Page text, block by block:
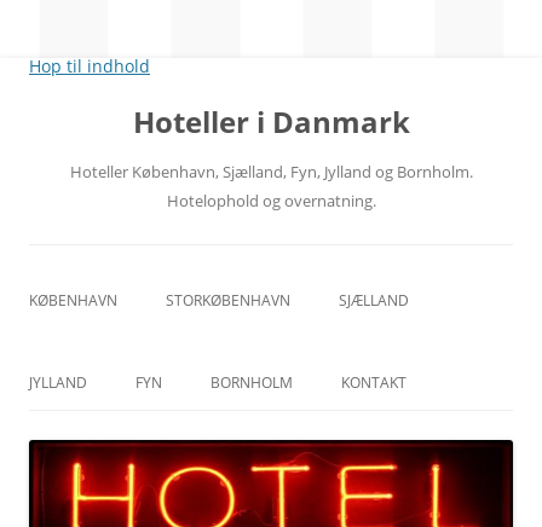
Hop til indhold
Hoteller i Danmark
Hoteller København, Sjælland, Fyn, Jylland og Bornholm.
Hotelophold og overnatning.
KØBENHAVN
CITY
RÅDHUSPLADSEN
STORKØBENHAVN SJÆLLAND
NORDSJÆLLAND
MIDTSJÆLLAND
JYLLAND
ÅRHUS
FYN
ODENSE
BORNHOLM KONTAKT